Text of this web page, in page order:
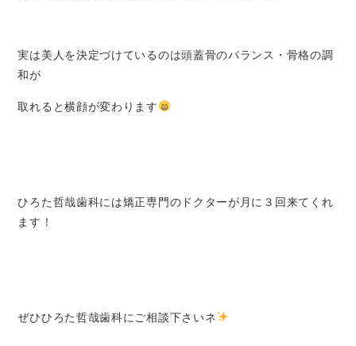
実は美人を決定づけているのは頭蓋骨のバランス・骨格の調
和が
取れると横顔が変わります
ひろた哲哉歯科には矯正専門のドクターが月に３回来てくれ
ます！
ぜひひろた哲哉歯科にご相談下さいネ